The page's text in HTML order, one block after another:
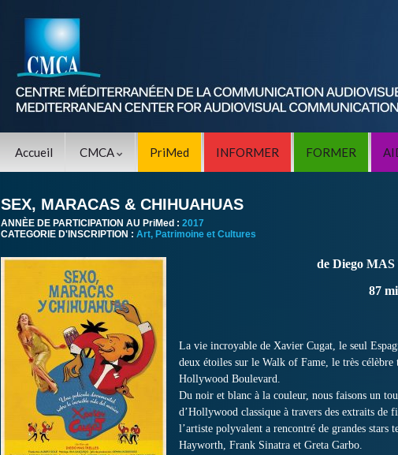
Accueil CMCA PriMed INFORMER FORMER
SEX, MARACAS & CHIHUAHUAS
ANNÈE DE PARTICIPATION AU PriMed : 2017
CATEGORIE D'INSCRIPTION : Art, Patrimoine et Cultures
de Diego
87
La vie incroyable de Xavier Cugat, le seul
deux étoiles sur le Walk of Fame, le très
Hollywood Boulevard.
Du noir et blanc à la couleur, nous faisons un
d’Hollywood classique à travers des extraits de
l’artiste polyvalent a rencontré de grandes stars
Hayworth, Frank Sinatra et Greta Garbo.